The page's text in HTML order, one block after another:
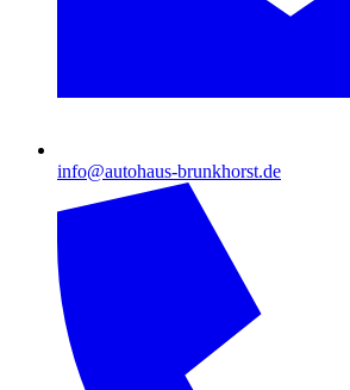
info@autohaus-brunkhorst.de